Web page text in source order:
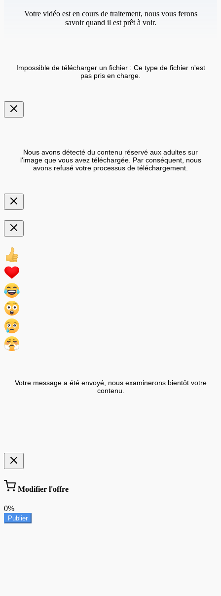
Votre vidéo est en cours de traitement, nous vous ferons
savoir quand il est prêt à voir.
Impossible de télécharger un fichier : Ce type de fichier n'est
pas pris en charge.
Nous avons détecté du contenu réservé aux adultes sur
l'image que vous avez téléchargée. Par conséquent, nous
avons refusé votre processus de téléchargement.
Votre message a été envoyé, nous examinerons bientôt votre
contenu.
Modifier l'offre
0%
Publier